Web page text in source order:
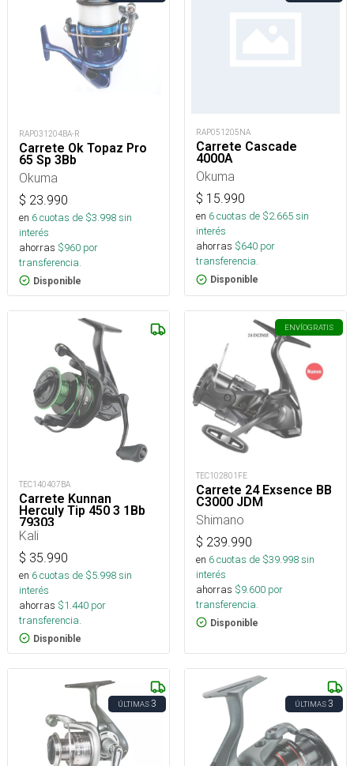
RAP031204BA-R
Carrete Ok Topaz Pro
65 Sp 3Bb
Okuma
$ 23.990
en 6cuotas de $3.998sin
interés
ahorras $960 por
transferencia.
Disponible
RAP051205NA
Carrete Cascade
4000A
Okuma
$ 15.990
en 6cuotas de $2.665sin
interés
ahorras $640 por
transferencia.
Disponible
TEC140407BA
Carrete Kunnan
Herculy Tip 450 3 1Bb
79303_
Kali
$ 35.990
en 6cuotas de $5.998sin
interés
ahorras $1.440 por
transferencia.
Disponible
ENVÍOGRATIS
TEC102801FE
Carrete 24 Exsence BB
C3000 JDM
Shimano
$ 239.990
en 6cuotas de $39.998sin
interés
ahorras $9.600 por
transferencia.
Disponible
ÚLTIMAS3 ÚLTIMAS3